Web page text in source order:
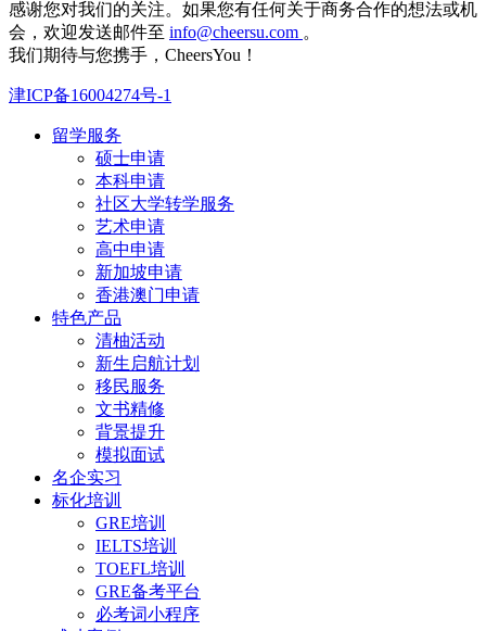
感谢您对我们的关注。如果您有任何关于商务合作的想法或机
会，欢迎发送邮件至 info@cheersu.com 。
我们期待与您携手，CheersYou！
津ICP备16004274号-1
留学服务
硕士申请
本科申请
社区大学转学服务
艺术申请
高中申请
新加坡申请
香港澳门申请
特色产品
清柚活动
新生启航计划
移民服务
文书精修
背景提升
模拟面试
名企实习
标化培训
GRE培训
IELTS培训
TOEFL培训
GRE备考平台
必考词小程序